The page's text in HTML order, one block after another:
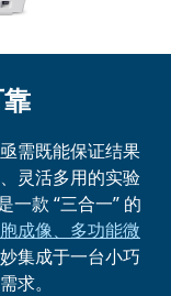
需既能保证结果
灵活多用的实验
一款 “三合一” 的
成像、多功能微
集成于一台小巧
求。